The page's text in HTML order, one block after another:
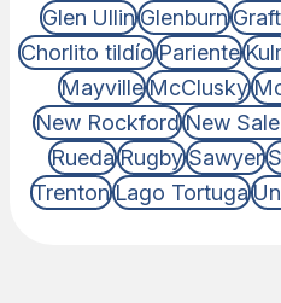
Glen UllinGlenburn
Chorlito tildíoPariente
MayvilleMcClusky
New RockfordNew
RuedaRugbySawyer
TrentonLago Tortuga